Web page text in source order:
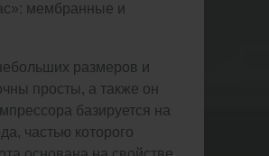
мембранные и
размеров и
просты, а также он
базируется на
частью которого